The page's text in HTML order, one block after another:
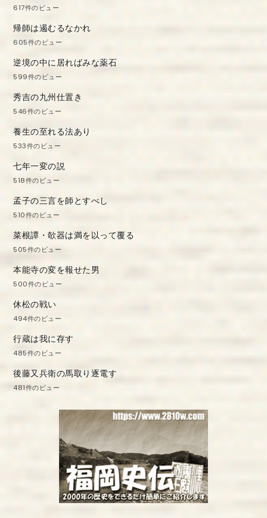
617件のビュー
帰師は遏むるなかれ
605件のビュー
逆境の中に居ればみな薬石
599件のビュー
秀吉の九州仕置き
546件のビュー
養生の至れる法あり
533件のビュー
七年一変の説
518件のビュー
孟子の三言を師とすべし
510件のビュー
菜根譚・欹器は満を以って覆る
505件のビュー
本能寺の変を報せた男
500件のビュー
休松の戦い
494件のビュー
行蔵は我に存す
485件のビュー
後藤又兵衛の馬取り逐電す
481件のビュー